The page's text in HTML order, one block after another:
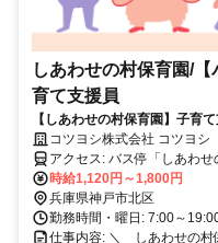
しあわせの村保育園/
育て支援員
【しあわせの村保育園】子育
間休憩＋外出OK◎有休も自由
境です◎オンとオフのメリハリ
りゼロ◎/急なお休みも柔軟に
消化率100％/一人で抱え込ま
きる人/自分らしく働ける環境◎
コツヨシ株式会社 コツヨ
アクセス: バス停「しあわせの村病院前」下車７分 三宮から市バス66
系統（しあわせの村行）約40
時給1,120円～1,800円
兵庫県神戸市北区
勤務時間・曜日: 7:00～
仕事内容: ＼ しあわせの